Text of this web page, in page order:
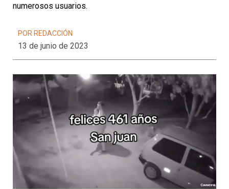
numerosos usuarios.
POR REDACCIÓN
13 de junio de 2023